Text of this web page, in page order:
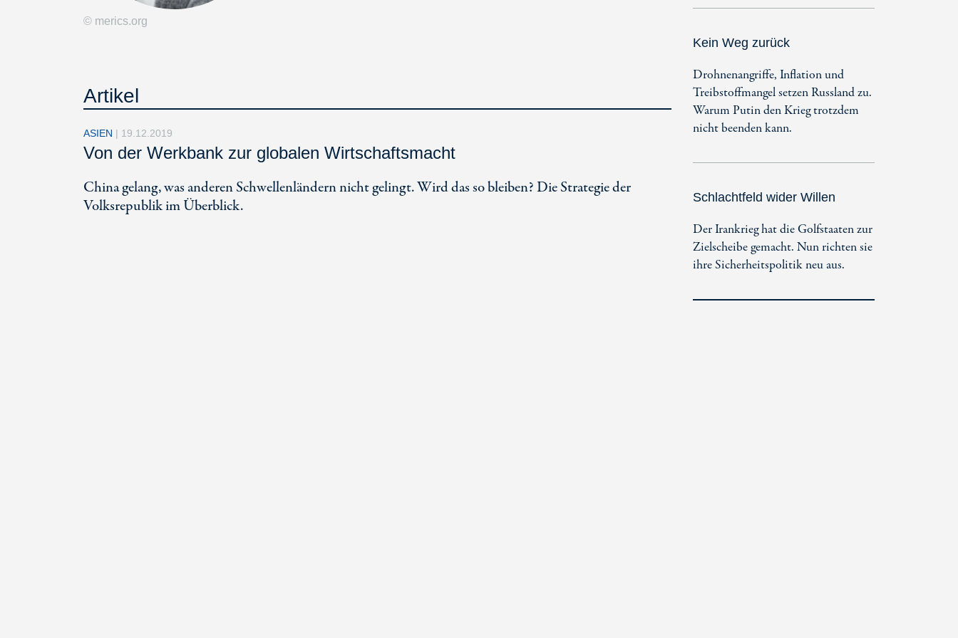
© merics.org
Artikel
ASIEN | 19.12.2019
Von der Werkbank zur globalen Wirtschaftsmacht
China gelang, was anderen Schwellenländern nicht gelingt. Wird das so bleiben? Die Strategie der
Volksrepublik im Überblick.
Kein Weg zurück
Drohnenangriffe, Inflation und
Treibstoffmangel setzen Russland zu.
Warum Putin den Krieg trotzdem
nicht beenden kann.
Schlachtfeld wider Willen
Der Irankrieg hat die Golfstaaten zur
Zielscheibe gemacht. Nun richten sie
ihre Sicherheitspolitik neu aus.